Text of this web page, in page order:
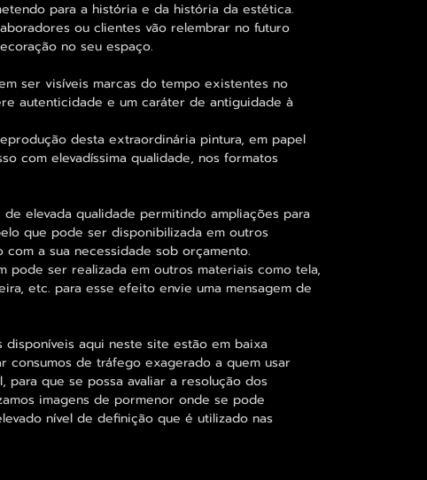
para a história e da história da estética.
ou clientes vão relembrar no futuro
no seu espaço.
ser visíveis marcas do tempo existentes no
autenticidade e um caráter de antiguidade à
desta extraordinária pintura, em papel
com elevadíssima qualidade, nos formatos
elevada qualidade permitindo ampliações para
que pode ser disponibilizada em outros
com a sua necessidade sob orçamento.
pode ser realizada em outros materiais como tela,
etc. para esse efeito envie uma mensagem de
disponíveis aqui neste site estão em baixa
consumos de tráfego exagerado a quem usar
para que se possa avaliar a resolução dos
imagens de pormenor onde se pode
nível de definição que é utilizado nas